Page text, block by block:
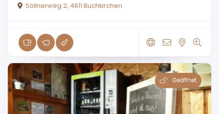
Söllnerweg 2, 4611 Buchkirchen
Geöffnet